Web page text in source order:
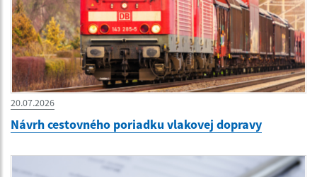
20.07.2026
Návrh cestovného poriadku vlakovej dopravy